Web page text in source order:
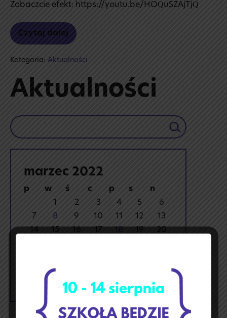
Aktualności
Szukaj
marzec 2022
p w ś c p s
n
1
2 3 4 5
6
7
8 9 10 11 12
13
14
15 16 17 19
20
« lut kwi »
Zobaczcie efekt: https://youtu.be/HOQuSZAjTjQ
Czytaj dalej
Akcja
promocja!
Kategoria: Aktualności